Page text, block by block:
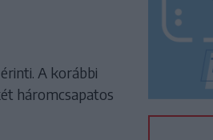
A korábbi
háromcsapatos